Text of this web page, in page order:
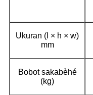
Ukuran (l × h × w)
mm
Bobot sakabèhé
(kg)